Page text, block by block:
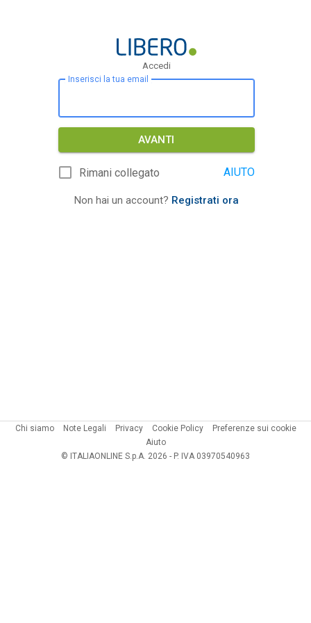
Accedi
Inserisci la tua email
AVANTI
Rimani collegato AIUTO
Non hai un account? Registrati ora
Chi siamo Note Legali Privacy Cookie Policy
Preferenze sui cookie
Aiuto
© ITALIAONLINE S.p.A. 2026 - P. IVA 03970540963